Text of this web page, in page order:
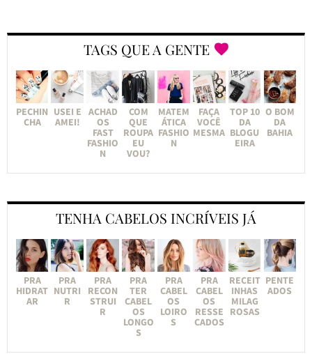
TAGS QUE A GENTE
PECHIN
CHA
USEI E
AMEI!
ACHAD
OS
FAST
FASHIO
N
COM
QUE
ROUPA
EU
VOU?
MATEM
ÁTICA
FASHIO
N
FAÇA
VOCÊ
MESMA
TOP 10
DA
BLOGU
EIRA
O BOM
DA
BAHIA
TENHA CABELOS INCRÍVEIS JÁ
PRA
HIDRAT
AR
PRA
NUTRI
R
PRA
RECON
STRUI
R
PRA
TER
CABEL
OS
LONGO
S
PRA
CABEL
OS
LOIRO
S
PRA
CABEL
OS
RESSE
CADOS
RECEIT
INHAS
MILAG
ROSAS
PENTE
ADOS